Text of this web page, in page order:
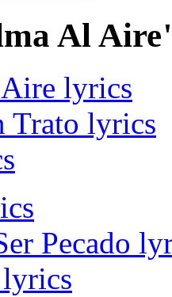
Al
lyrics
Trato lyrics
Pecado